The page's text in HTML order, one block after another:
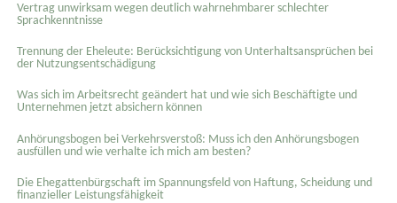
Vertrag unwirksam wegen deutlich wahrnehmbarer schlechter
Sprachkenntnisse
Trennung der Eheleute: Berücksichtigung von Unterhaltsansprüchen bei
der Nutzungsentschädigung
Was sich im Arbeitsrecht geändert hat und wie sich Beschäftigte und
Unternehmen jetzt absichern können
Anhörungsbogen bei Verkehrsverstoß: Muss ich den Anhörungsbogen
ausfüllen und wie verhalte ich mich am besten?
Die Ehegattenbürgschaft im Spannungsfeld von Haftung, Scheidung und
finanzieller Leistungsfähigkeit